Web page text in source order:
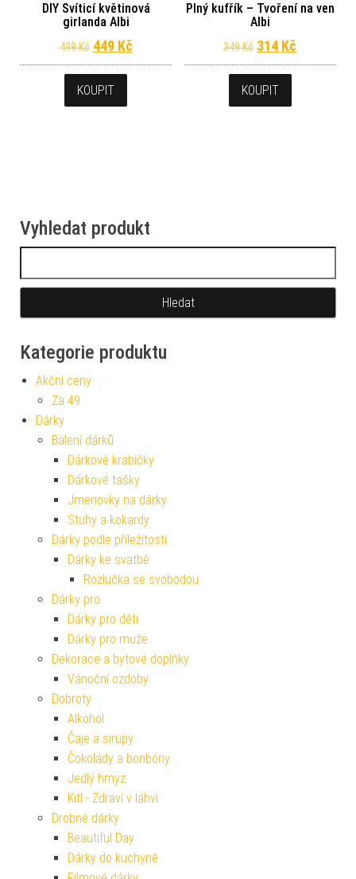
DIY Svíticí květinová
girlanda Albi
499Kč Původní cena byla: 499 Kč.
449 KčAktuální cena je: 449 Kč.
KOUPIT
Plný kufřík – Tvoření na ven
Albi
349Kč Původní cena
314 Kč
KOUPIT
Vyhledat produkt
Kategorie produktu
Akční ceny
Za 49
Dárky
Balení dárků
Dárkové krabičky
Dárkové tašky
Jmenovky na dárky
Stuhy a kokardy
Dárky podle příležitosti
Dárky ke svatbě
Rozlučka se svobodou
Dárky pro
Dárky pro děti
Dárky pro muže
Dekorace a bytové doplňky
Vánoční ozdoby
Dobroty
Alkohol
Čaje a sirupy
Čokolády a bonbóny
Jedlý hmyz
Kitl - Zdraví v láhvi
Drobné dárky
Beautiful Day
Dárky do kuchyně